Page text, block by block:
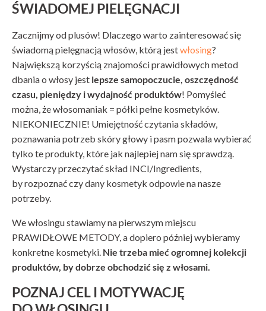
ŚWIADOMEJ PIELĘGNACJI
Zacznijmy od plusów! Dlaczego warto zainteresować się
świadomą pielęgnacją włosów, którą jestwłosing?
Największą korzyścią znajomości prawidłowych metod
dbania o włosy jest lepsze samopoczucie, oszczędność
czasu, pieniędzy i wydajność produktów! Pomyśleć
można, że włosomaniak = półki pełne kosmetyków.
NIEKONIECZNIE! Umiejętność czytania składów,
poznawania potrzeb skóry głowy i pasm pozwala wybierać
tylko te produkty, które jak najlepiej nam się sprawdzą.
Wystarczy przeczytać skład INCI/Ingredients,
by rozpoznać czy dany kosmetyk odpowie na nasze
potrzeby.
We włosingu stawiamy na pierwszym miejscu
PRAWIDŁOWE METODY, a dopiero później wybieramy
konkretne kosmetyki. Nie trzeba mieć ogromnej kolekcji
produktów, by dobrze obchodzić się z włosami.
POZNAJ CEL I MOTYWACJĘ